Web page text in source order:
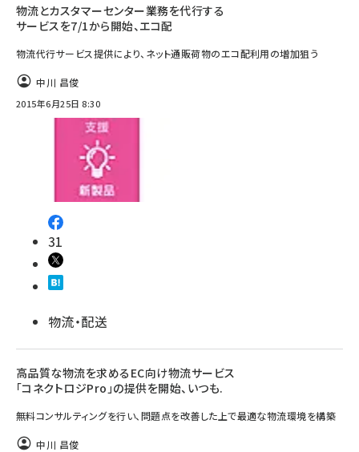
物流とカスタマーセンター業務を代行する
サービスを7/1から開始、エコ配
物流代行サービス提供により、ネット通販荷物のエコ配利用の増加狙う
中川 昌俊
2015年6月25日 8:30
31
物流・配送
高品質な物流を求めるEC向け物流サービス
「コネクトロジPro」の提供を開始、いつも.
無料コンサルティングを行い、問題点を改善した上で最適な物流環境を構築
中川 昌俊